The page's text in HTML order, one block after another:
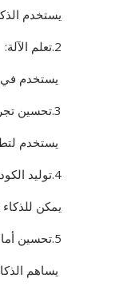
يستخدم
2.تعلم الآلة:
يستخدم في
3.تحسين تجربة المستخدم:
يستخدم
4.توليد الكود التلقائي:
يمكن
5.تحسين أمان البرمجيات:
يساهم